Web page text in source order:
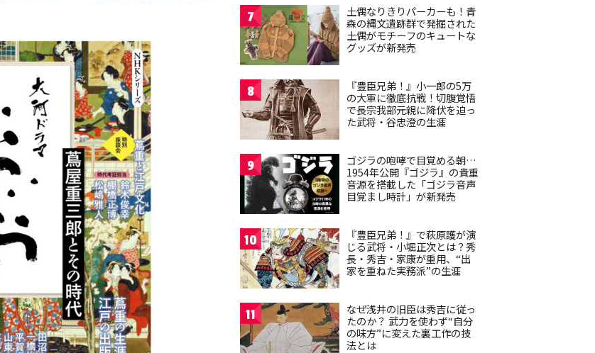
7
土偶なりきりパーカーも！青
森の縄文遺跡群で発掘された
土偶がモチーフのキュートな
グッズが新発売
8
『豊臣兄弟！』小一郎の5万
の大軍に徹底抗戦！切腹覚悟
で長宗我部元親に降伏を迫っ
た武将・谷忠澄の生涯
9
ゴジラの咆哮で目覚める朝…
1954年公開『ゴジラ』の貴重
音源を搭載した「ゴジラ音声
目覚まし時計」が新発売
10
『豊臣兄弟！』で萩原護が演
じる武将・小堀正次とは？秀
長・秀吉・家康が重用、“出
家を重ねた実務派”の生涯
11
なぜ浅井の旧臣は秀吉に従っ
たのか？ 武力を使わず“自分
の味方”に変えた裏工作の技
法とは